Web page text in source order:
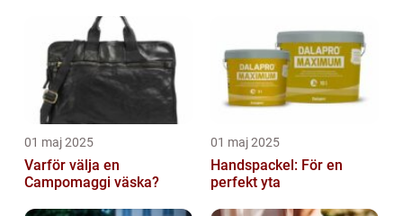
01 maj 2025
Varför välja en
Campomaggi väska?
01 maj 2025
Handspackel: För en
perfekt yta